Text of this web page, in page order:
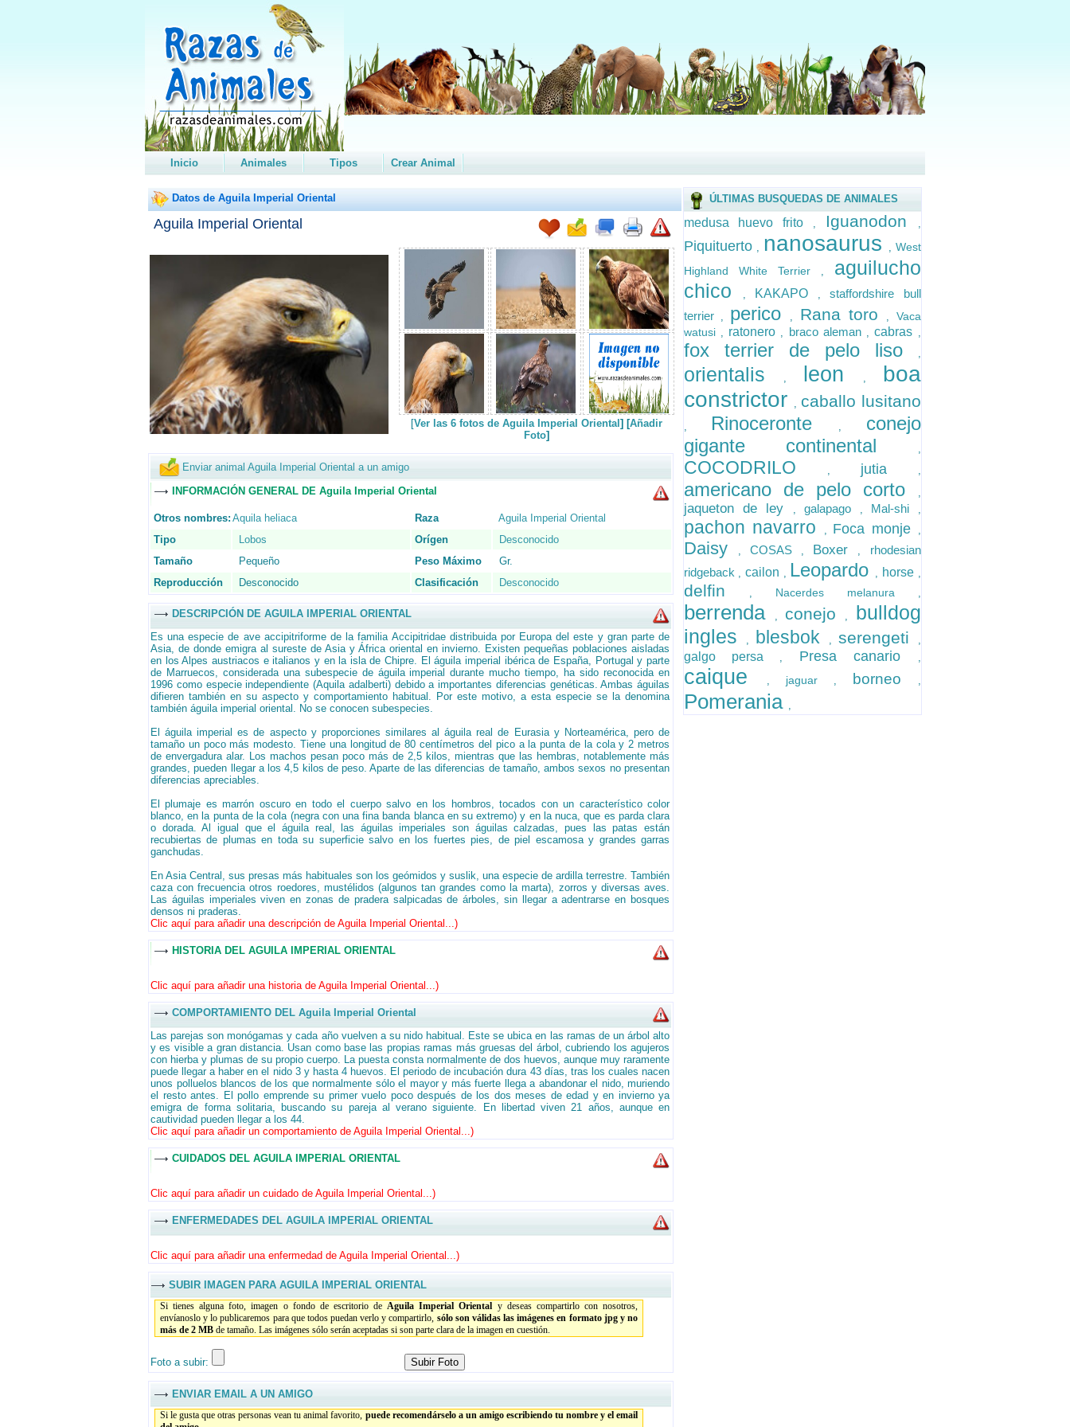
Inicio Animales Tipos Crear Animal
Datos de Aguila Imperial Oriental
Aguila Imperial Oriental
[Ver las 6 fotos de Aguila Imperial Oriental ] [Añadir
Foto]
Enviar animal Aguila Imperial Oriental a un amigo
INFORMACIÓN GENERAL DE Aguila Imperial Oriental
Otros nombres: Aquila heliaca Raza
Aguila Imperial Oriental
Tipo
Lobos Orígen
Desconocido
Tamaño
Pequeño Peso Máximo
Gr.
Reproducción
Desconocido Clasificación Desconocido
DESCRIPCIÓN DE AGUILA IMPERIAL ORIENTAL
Es una especie de ave accipitriforme de la familia Accipitridae distribuida por Europa del este y gran parte de
Asia, de donde emigra al sureste de Asia y África oriental en invierno. Existen pequeñas poblaciones aisladas
en los Alpes austriacos e italianos y en la isla de Chipre. El águila imperial ibérica de España, Portugal y parte
de Marruecos, considerada una subespecie de águila imperial durante mucho tiempo, ha sido reconocida en
1996 como especie independiente (Aquila adalberti) debido a importantes diferencias genéticas. Ambas águilas
difieren también en su aspecto y comportamiento habitual. Por este motivo, a esta especie se la denomina
también águila imperial oriental. No se conocen subespecies.
El águila imperial es de aspecto y proporciones similares al águila real de Eurasia y Norteamérica, pero de
tamaño un poco más modesto. Tiene una longitud de 80 centímetros del pico a la punta de la cola y 2 metros
de envergadura alar. Los machos pesan poco más de 2,5 kilos, mientras que las hembras, notablemente más
grandes, pueden llegar a los 4,5 kilos de peso. Aparte de las diferencias de tamaño, ambos sexos no presentan
diferencias apreciables.
El plumaje es marrón oscuro en todo el cuerpo salvo en los hombros, tocados con un característico color
blanco, en la punta de la cola (negra con una fina banda blanca en su extremo) y en la nuca, que es parda clara
o dorada. Al igual que el águila real, las águilas imperiales son águilas calzadas, pues las patas están
recubiertas de plumas en toda su superficie salvo en los fuertes pies, de piel escamosa y grandes garras
ganchudas.
En Asia Central, sus presas más habituales son los geómidos y suslik, una especie de ardilla terrestre. También
caza con frecuencia otros roedores, mustélidos (algunos tan grandes como la marta), zorros y diversas aves.
Las águilas imperiales viven en zonas de pradera salpicadas de árboles, sin llegar a adentrarse en bosques
densos ni praderas.
Clic aquí para añadir una descripción de Aguila Imperial Oriental...)
HISTORIA DEL AGUILA IMPERIAL ORIENTAL
Clic aquí para añadir una historia de Aguila Imperial Oriental...)
COMPORTAMIENTO DEL Aguila Imperial Oriental
Las parejas son monógamas y cada año vuelven a su nido habitual. Este se ubica en las ramas de un árbol alto
y es visible a gran distancia. Usan como base las propias ramas más gruesas del árbol, cubriendo los agujeros
con hierba y plumas de su propio cuerpo. La puesta consta normalmente de dos huevos, aunque muy raramente
puede llegar a haber en el nido 3 y hasta 4 huevos. El periodo de incubación dura 43 días, tras los cuales nacen
unos polluelos blancos de los que normalmente sólo el mayor y más fuerte llega a abandonar el nido, muriendo
el resto antes. El pollo emprende su primer vuelo poco después de los dos meses de edad y en invierno ya
emigra de forma solitaria, buscando su pareja al verano siguiente. En libertad viven 21 años, aunque en
cautividad pueden llegar a los 44.
Clic aquí para añadir un comportamiento de Aguila Imperial Oriental...)
CUIDADOS DEL AGUILA IMPERIAL ORIENTAL
Clic aquí para añadir un cuidado de Aguila Imperial Oriental...)
ENFERMEDADES DEL AGUILA IMPERIAL ORIENTAL
Clic aquí para añadir una enfermedad de Aguila Imperial Oriental...)
SUBIR IMAGEN PARA AGUILA IMPERIAL ORIENTAL
Si tienes alguna foto, imagen o fondo de escritorio deAguila Imperial Oriental y deseas compartirlo con nosotros,
envíanoslo y lo publicaremos para que todos puedan verlo y compartirlo, sólo son válidas las imágenes en formato jpg y no
más de 2 MB de tamaño. Las imágenes sólo serán aceptadas si son parte clara de la imagen en cuestión.
Foto a subir:
ENVIAR EMAIL A UN AMIGO
Si le gusta que otras personas vean tu animal favorito, puede recomendárselo a un amigo escribiendo tu nombre y el email
ÚLTIMAS BUSQUEDAS DE ANIMALES
medusa huevo frito , Iguanodon ,
Piquituerto , nanosaurus , West
Highland White Terrier
, aguilucho
chico
, KAKAPO ,staffordshire bull
terrier , perico , Rana toro , Vaca
watusi , ratonero , braco aleman ,cabras ,
fox terrier de pelo liso ,
orientalis , leon , boa
constrictor , caballo lusitano
, Rinoceronte , conejo
gigante continental
,
COCODRILO , jutia ,
americano de pelo corto ,
jaqueton de ley ,galapago , Mal-shi ,
pachon navarro , Foca monje ,
Daisy , COSAS , Boxer , rhodesian
ridgeback , cailon , Leopardo , horse ,
delfin , Nacerdes melanura ,
berrenda , conejo , bulldog
ingles
, blesbok ,serengeti ,
galgo persa , Presa canario ,
caique , jaguar , borneo ,
Pomerania ,